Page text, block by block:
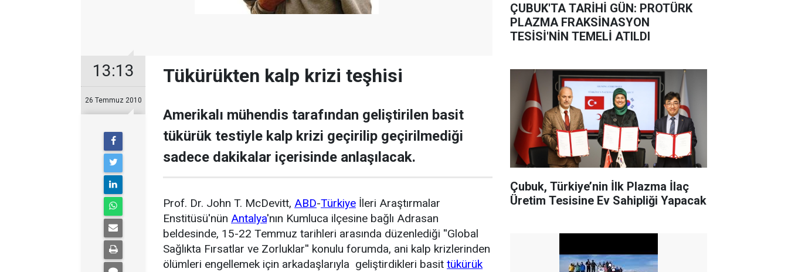
13:13
26 Temmuz 2010
Tükürükten kalp krizi teşhisi
Amerikalı mühendis tarafından geliştirilen basit
tükürük testiyle kalp krizi geçirilip geçirilmediği
sadece dakikalar içerisinde anlaşılacak.
Prof. Dr. John T. McDevitt, ABD-Türkiye İleri Araştırmalar
Enstitüsü'nün Antalya'nın Kumluca ilçesine bağlı Adrasan
beldesinde, 15-22 Temmuz tarihleri arasında düzenlediği ''Global
Sağlıkta Fırsatlar ve Zorluklar'' konulu forumda, ani kalp krizlerinden
ölümleri engellemek için arkadaşlarıyla geliştirdikleri basit tükürük
ÇUBUK'TA TARİHİ GÜN: PROTÜRK
PLAZMA FRAKSİNASYON
TESİSİ'NİN TEMELİ ATILDI
Çubuk, Türkiye’nin İlk Plazma İlaç
Üretim Tesisine Ev Sahipliği Yapacak